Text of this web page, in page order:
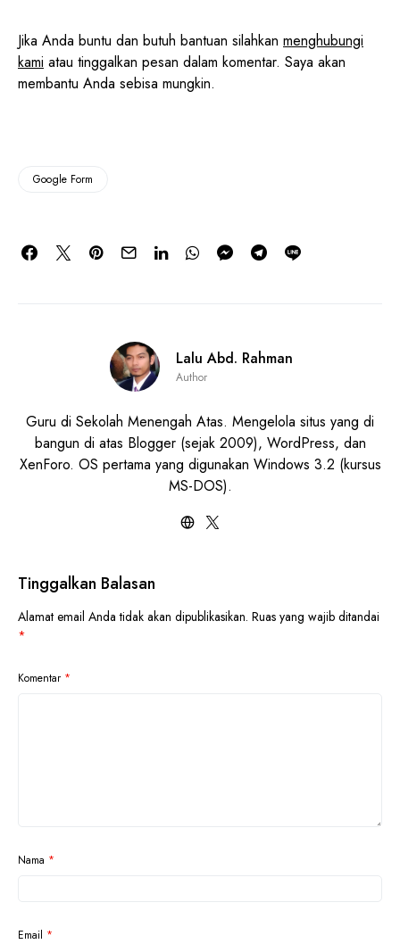
Jika Anda buntu dan butuh bantuan silahkan menghubungi
kami atau tinggalkan pesan dalam komentar. Saya akan
membantu Anda sebisa mungkin.
Google Form
Lalu Abd. Rahman
Author
Guru di Sekolah Menengah Atas. Mengelola situs yang di
bangun di atas Blogger (sejak 2009), WordPress, dan
XenForo. OS pertama yang digunakan Windows 3.2 (kursus
MS-DOS).
Tinggalkan Balasan
Alamat email Anda tidak akan dipublikasikan. Ruas yang wajib ditandai
*
Komentar *
Nama *
Email *